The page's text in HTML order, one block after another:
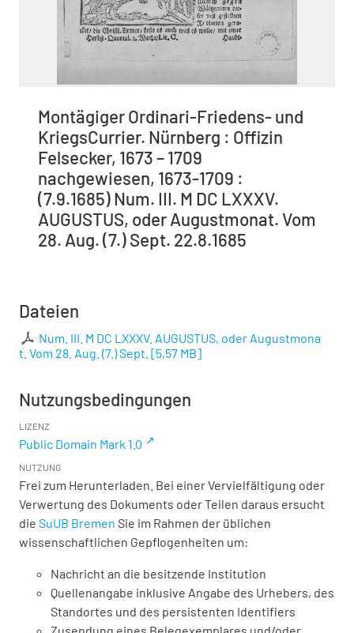
Montägiger Ordinari-Friedens- und
KriegsCurrier. Nürnberg : Offizin
Felsecker, 1673 – 1709
nachgewiesen, 1673-1709 :
(7.9.1685) Num. III. M DC LXXXV.
AUGUSTUS, oder Augustmonat. Vom
28. Aug. (7.) Sept. 22.8.1685
Dateien
Num. III. M DC LXXXV. AUGUSTUS, oder Augustmona
t. Vom 28. Aug. (7.) Sept. [5,57 MB]
Nutzungsbedingungen
LIZENZ
Public Domain Mark 1.0
NUTZUNG
Frei zum Herunterladen. Bei einer Vervielfältigung oder
Verwertung des Dokuments oder Teilen daraus ersucht
die SuUB Bremen Sie im Rahmen der üblichen
wissenschaftlichen Gepflogenheiten um:
Nachricht an die besitzende Institution
Quellenangabe inklusive Angabe des Urhebers, des
Standortes und des persistenten Identifiers